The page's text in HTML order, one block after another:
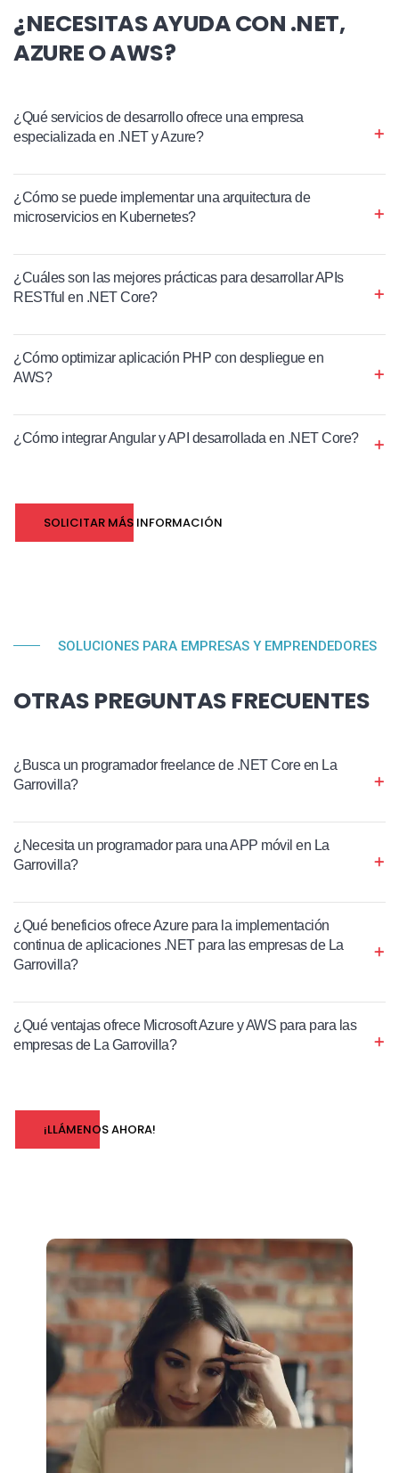
¿NECESITAS AYUDA CON .NET,
AZURE O AWS?
¿Qué servicios de desarrollo ofrece una empresa
especializada en .NET y Azure?
¿Cómo se puede implementar una arquitectura de
microservicios en Kubernetes?
¿Cuáles son las mejores prácticas para desarrollar APIs
RESTful en .NET Core?
¿Cómo optimizar aplicación PHP con despliegue en
AWS?
¿Cómo integrar Angular y API desarrollada en .NET Core?
SOLICITAR MÁS INFORMACIÓN
SOLUCIONES PARA EMPRESAS Y EMPRENDEDORES
OTRAS PREGUNTAS FRECUENTES
¿Busca un programador freelance de .NET Core en La
Garrovilla?
¿Necesita un programador para una APP móvil en La
Garrovilla?
¿Qué beneficios ofrece Azure para la implementación
continua de aplicaciones .NET para las empresas de La
Garrovilla?
¿Qué ventajas ofrece Microsoft Azure y AWS para para las
empresas de La Garrovilla?
¡LLÁMENOS AHORA!